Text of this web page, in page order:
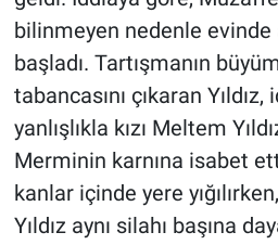
bilinmeyen nedenle
başladı. Tartışmanın
tabancasını çıkaran
yanlışlıkla kızı Meltem
Merminin karnına isabet
kanlar içinde yere
Yıldız aynı silahı başına